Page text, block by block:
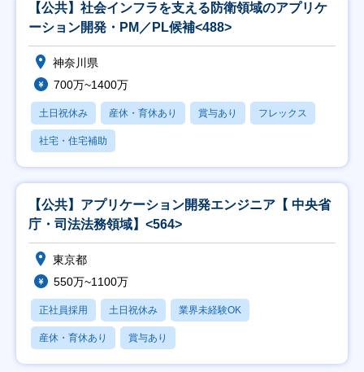
【公共】社会インフラを支える防衛領域のアプリケ
ーション開発・PM／PL候補<488>
神奈川県
700万~1400万
土日祝休み 産休・育休あり 賞与あり フレックス
社宅・住宅補助
【公共】アプリケーション開発エンジニア【 中央省
庁・司法法務領域】<564>
東京都
550万~1100万
正社員採用 土日祝休み 業界未経験OK
産休・育休あり 賞与あり